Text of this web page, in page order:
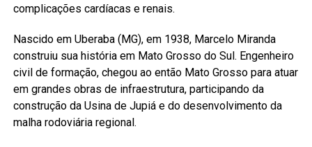
complicações cardíacas e renais.
Nascido em Uberaba (MG), em 1938, Marcelo Miranda
construiu sua história em Mato Grosso do Sul. Engenheiro
civil de formação, chegou ao então Mato Grosso para atuar
em grandes obras de infraestrutura, participando da
construção da Usina de Jupiá e do desenvolvimento da
malha rodoviária regional.